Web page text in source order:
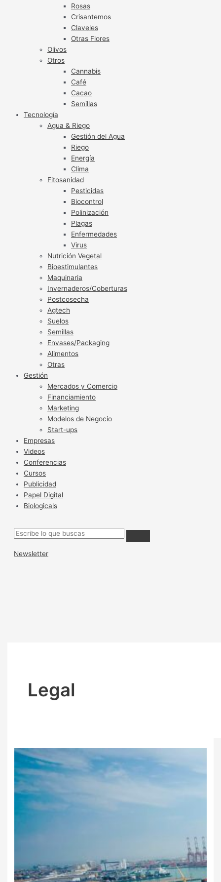
Rosas
Crisantemos
Claveles
Otras Flores
Olivos
Otros
Cannabis
Café
Cacao
Semillas
Tecnología
Agua & Riego
Gestión del Agua
Riego
Energía
Clima
Fitosanidad
Pesticidas
Biocontrol
Polinización
Plagas
Enfermedades
Virus
Nutrición Vegetal
Bioestimulantes
Maquinaria
Invernaderos/Coberturas
Postcosecha
Agtech
Suelos
Semillas
Envases/Packaging
Alimentos
Otras
Gestión
Mercados y Comercio
Financiamiento
Marketing
Modelos de Negocio
Start-ups
Empresas
Videos
Conferencias
Cursos
Publicidad
Papel Digital
Biologicals
Newsletter
Legal